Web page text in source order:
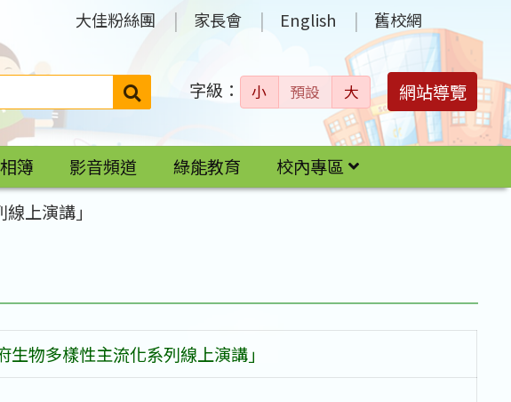
大佳粉絲團 家長會 English 舊校網
搜
字級： 小 預設 大 網站導覽
簿 影音頻道 綠能教育
校內專區
上演講」
物多樣性主流化系列線上演講」